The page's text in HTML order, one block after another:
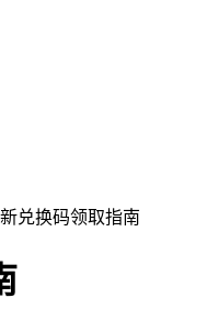
兑换码领取指南